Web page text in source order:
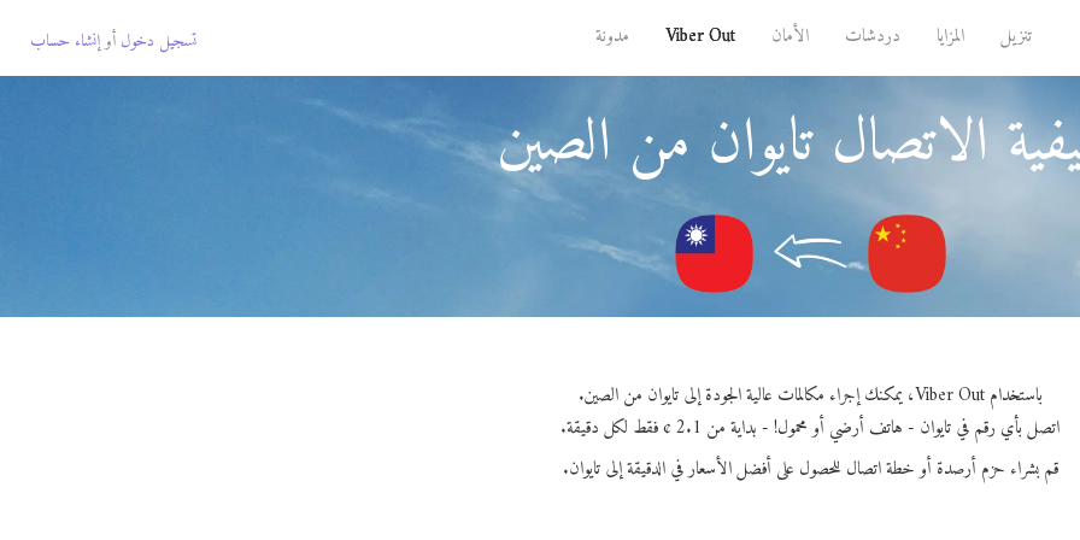
تنزيل المزايا دردشات الأمان Viber Out مدونة تسجيل دخول أوإنشاء حساب
الاتصال تايوان من الصين
باستخدام Viber Out، يمكنك إجراء مكالمات عالية الجودة إلى تايوان من الصين.
اتصل بأي رقم في تايوان - هاتف أرضي أو محمول! - بداية من 2.1 ¢ فقط لكل دقيقة.
قم بشراء حزم أرصدة أو خطة اتصال للحصول على أفضل الأسعار في الدقيقة إلى تايوان.